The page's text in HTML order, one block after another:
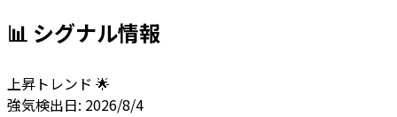
📊 シグナル情報
上昇トレンド 🌟
強気検出日: 2026/8/4